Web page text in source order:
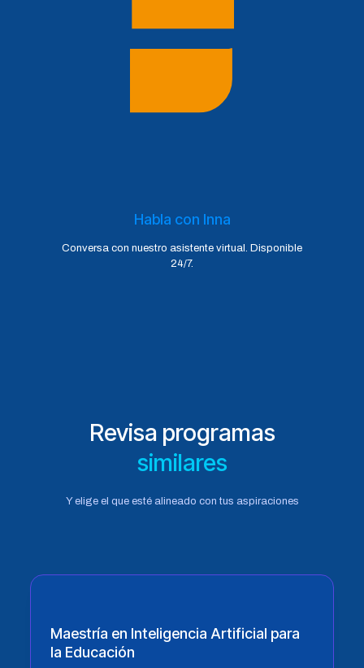
Habla con Inna
Conversa con nuestro asistente virtual. Disponible
24/7.
Revisa programas
similares
Y elige el que esté alineado con tus aspiraciones
Maestría en Inteligencia Artificial para
la Educación